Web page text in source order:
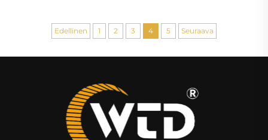
Edellinen 1 2 3 4 5 Seuraava